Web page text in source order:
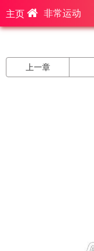
主页 非常运动
上一章